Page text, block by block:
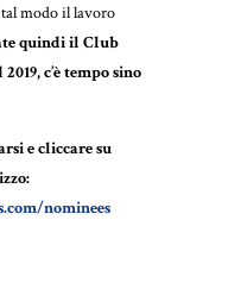
modo il lavoro
quindi il Club
c’è tempo sino
e cliccare su
nominees